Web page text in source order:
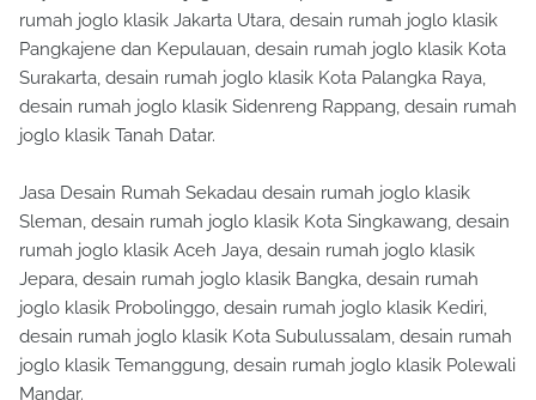
rumah joglo klasik Jakarta Utara, desain rumah joglo klasik
Pangkajene dan Kepulauan, desain rumah joglo klasik Kota
Surakarta, desain rumah joglo klasik Kota Palangka Raya,
desain rumah joglo klasik Sidenreng Rappang, desain rumah
joglo klasik Tanah Datar.
Jasa Desain Rumah Sekadau desain rumah joglo klasik
Sleman, desain rumah joglo klasik Kota Singkawang, desain
rumah joglo klasik Aceh Jaya, desain rumah joglo klasik
Jepara, desain rumah joglo klasik Bangka, desain rumah
joglo klasik Probolinggo, desain rumah joglo klasik Kediri,
desain rumah joglo klasik Kota Subulussalam, desain rumah
joglo klasik Temanggung, desain rumah joglo klasik Polewali
Mandar.